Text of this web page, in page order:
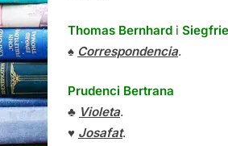
Thomas Bernhard i
♠ Correspondencia.
Prudenci Bertrana
♣ Violeta.
♥ Josafat.